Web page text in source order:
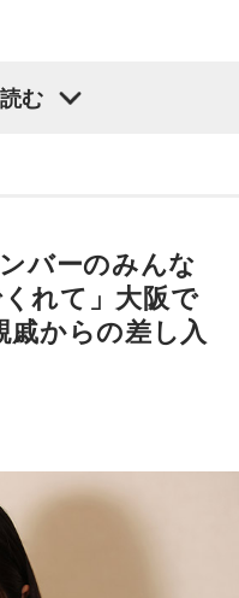
を助ける」をコンセプト
さまざまな事情によっ
な居場所を提供する施
ない馬たちの受け皿と
場所があってよかった
実際に行かせていただ
生活を終えた馬たちが
む
バーのみんな
れて」大阪で
戚からの差し入